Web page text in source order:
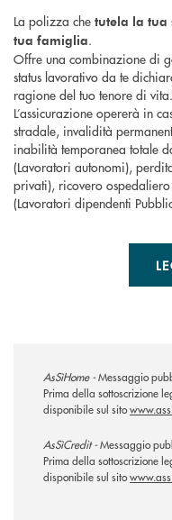
La polizza che tutela la tua
tua famiglia.
Offre una combinazione di
status lavorativo da te
ragione del tuo tenore di vita.
L’assicurazione opererà in
stradale, invalidità
inabilità temporanea totale
(Lavoratori autonomi),
privati), ricovero
(Lavoratori dipendenti
AsSìHome -Messaggio
Prima della sottoscrizione
disponibile sul sito
AsSìCredit -Messaggio
Prima della sottoscrizione
disponibile sul sito